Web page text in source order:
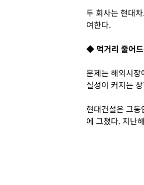
두 회사는 현대
여한다.
◆ 먹거리 줄어
문제는 해외시
실성이 커지는
현대건설은 그
에 그쳤다. 지난